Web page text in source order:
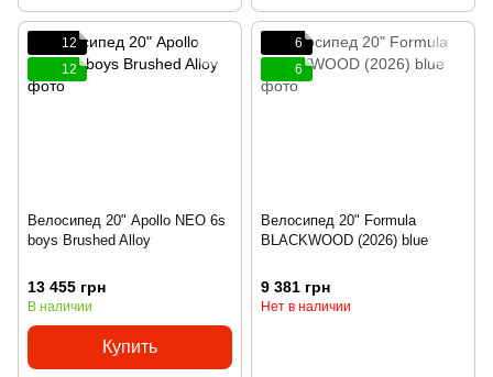
12
12
Велосипед 20" Apollo NEO 6s
boys Brushed Alloy
13 455 грн
В наличии
Купить
6
6
Велосипед 20" Formula
BLACKWOOD (2026) blue
9 381 грн
Нет в наличии